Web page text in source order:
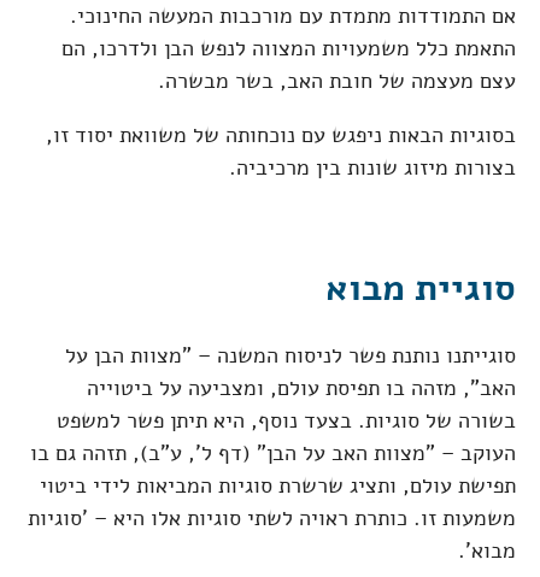
אם התמודדות מתמדת עם מורכבות המעשה החינוכי.
התאמת כלל משמעויות המצווה לנפש הבן ולדרכו, הם
עצם מעצמה של חובת האב, בשר מבשרה.
בסוגיות הבאות ניפגש עם נוכחותה של משוואת יסוד זו,
בצורות מיזוג שונות בין מרכיביה.
סוגיית מבוא
סוגייתנו נותנת פשר לניסוח המשנה – "מצוות הבן על
האב", מזהה בו תפיסת עולם, ומצביעה על ביטוייה
בשורה של סוגיות. בצעד נוסף, היא תיתן פשר למשפט
העוקב – "מצוות האב על הבן" (דף ל', ע"ב), תזהה גם בו
תפישת עולם, ותציג שרשרת סוגיות המביאות לידי ביטוי
משמעות זו. כותרת ראויה לשתי סוגיות אלו היא – 'סוגיות
מבוא'.